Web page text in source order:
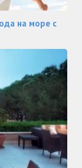
на море с